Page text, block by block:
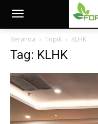
Beranda Topik KLHK
Tag: KLHK